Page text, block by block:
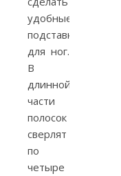
удобные
подставки
для ног.
В
длинной
части
полосок
сверлят
по
четыре